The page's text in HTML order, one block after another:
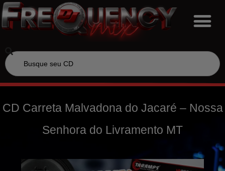
CD Carreta Malvadona do Jacaré – Nossa
Senhora do Livramento MT